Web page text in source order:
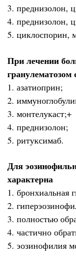
3. преднизолон,
4. преднизолон,
5. циклоспорин,
При лечении
гранулематозом
1. азатиоприн;
2.
3. монтелукаст;+
4. преднизолон;
5. ритуксимаб.
Для
характерна
1. бронхиальная
2.
3. полностью
4. частично
5. эозинофилия